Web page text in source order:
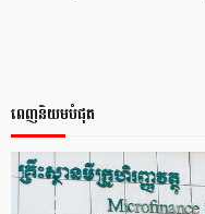
ពេញនិយមបំផុត